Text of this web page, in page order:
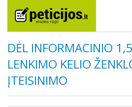
DĖL INFORMACINIO
LENKIMO KELIO
ĮTEISINIMO